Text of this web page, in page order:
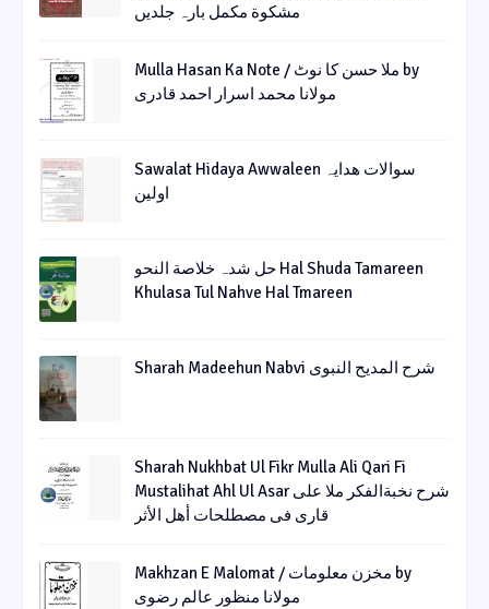
مشکوة مکمل بارہ جلدیں
Mulla Hasan Ka Note / ملا حسن کا نوٹ by
مولانا محمد اسرار احمد قادری
Sawalat Hidaya Awwaleen سوالات ھدایہ
اولین
حل شدہ خلاصة النحو Hal Shuda Tamareen
Khulasa Tul Nahve Hal Tmareen
Sharah Madeehun Nabvi شرح المدیح النبوی
Sharah Nukhbat Ul Fikr Mulla Ali Qari Fi
Mustalihat Ahl Ul Asar شرح نخبةالفکر ملا علی
قاری فی مصطلحات أھل الأثر
Makhzan E Malomat / مخزن معلومات by
مولانا منظور عالم رضوی